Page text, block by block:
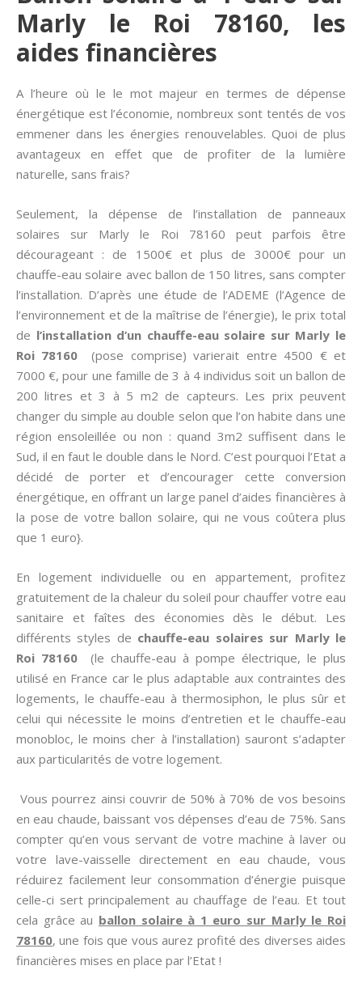
Marly le Roi 78160, les
aides financières
A l’heure où le le mot majeur en termes de dépense
énergétique est l’économie, nombreux sont tentés de vos
emmener dans les énergies renouvelables. Quoi de plus
avantageux en effet que de profiter de la lumière
naturelle, sans frais?
Seulement, la dépense de l’installation de panneaux
solaires sur Marly le Roi 78160 peut parfois être
décourageant : de 1500€ et plus de 3000€ pour un
chauffe-eau solaire avec ballon de 150 litres, sans compter
l’installation. D’après une étude de l’ADEME (l’Agence de
l’environnement et de la maîtrise de l’énergie), le prix total
de l’installation d’un chauffe-eau solaire sur Marly le
Roi 78160 (pose comprise) varierait entre 4500 € et
7000 €, pour une famille de 3 à 4 individus soit un ballon de
200 litres et 3 à 5 m2 de capteurs. Les prix peuvent
changer du simple au double selon que l’on habite dans une
région ensoleillée ou non : quand 3m2 suffisent dans le
Sud, il en faut le double dans le Nord. C’est pourquoi l’Etat a
décidé de porter et d’encourager cette conversion
énergétique, en offrant un large panel d’aides financières à
la pose de votre ballon solaire, qui ne vous coûtera plus
que 1 euro}.
En logement individuelle ou en appartement, profitez
gratuitement de la chaleur du soleil pour chauffer votre eau
sanitaire et faîtes des économies dès le début. Les
différents styles de chauffe-eau solaires sur Marly le
Roi 78160 (le chauffe-eau à pompe électrique, le plus
utilisé en France car le plus adaptable aux contraintes des
logements, le chauffe-eau à thermosiphon, le plus sûr et
celui qui nécessite le moins d’entretien et le chauffe-eau
monobloc, le moins cher à l’installation) sauront s’adapter
aux particularités de votre logement.
Vous pourrez ainsi couvrir de 50% à 70% de vos besoins
en eau chaude, baissant vos dépenses d’eau de 75%. Sans
compter qu’en vous servant de votre machine à laver ou
votre lave-vaisselle directement en eau chaude, vous
réduirez facilement leur consommation d’énergie puisque
celle-ci sert principalement au chauffage de l’eau. Et tout
cela grâce au ballon solaire à 1 euro sur Marly le Roi
78160, une fois que vous aurez profité des diverses aides
financières mises en place par l’Etat !